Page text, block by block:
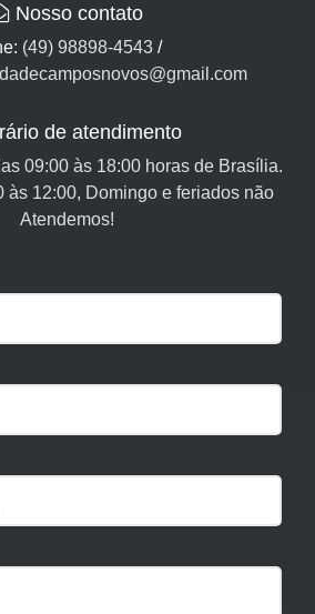
Nosso contato
(49) 98898-4543/
de atendimento
09:00 às 18:00 horas de Brasília.
às 12:00, Domingo e feriados não
Atendemos!